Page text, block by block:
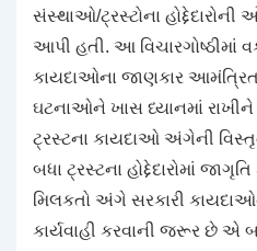
સંસ્થાઓ/ટ્રસ્ટોના
આપી હતી. આ વિચારગોષ્ઠીમાં
કાયદાઓના જાણકાર
ઘટનાઓને ખાસ ધ્યાનમાં
ટ્રસ્ટના કાયદાઓ અંગેની
બધા ટ્રસ્ટના હોદ્દેદારોમાં
મિલકતો અંગે સરકારી
કાર્યવાહી કરવાની જરૂર છે એ